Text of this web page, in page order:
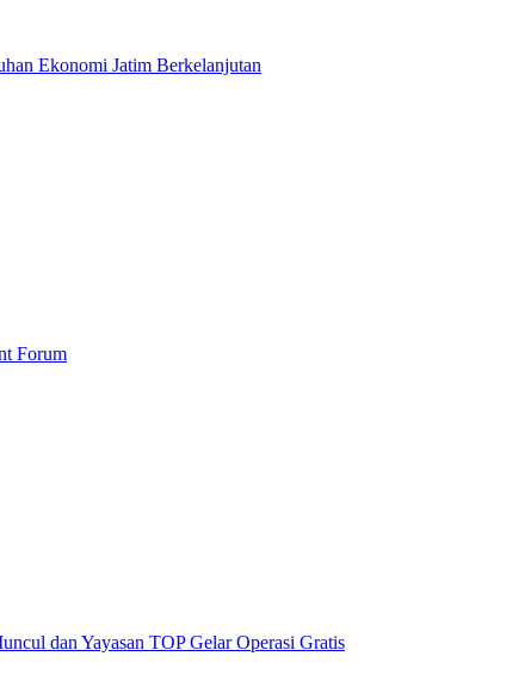
Ekonomi Jatim Berkelanjutan
Forum
dan Yayasan TOP Gelar Operasi Gratis